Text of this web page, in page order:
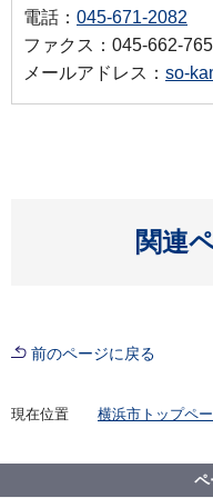
電話： 045-671-2082
ファクス：045-662-
メールアドレス： so-
関連
前のページに戻る
現在位置 横浜市トップペ
ペ